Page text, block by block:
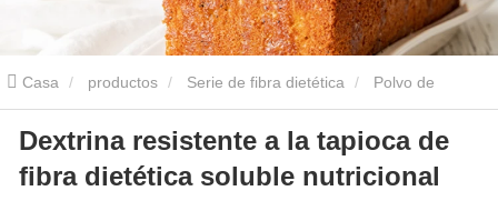
Casa productos Serie de fibra dietética Polvo de
dextrina resistente Polvo de dextrina resistente a la tapioca
Dextrina resistente a la tapioca de fibra dietética soluble nutricional
Dextrina resistente a la tapioca de
fibra dietética soluble nutricional